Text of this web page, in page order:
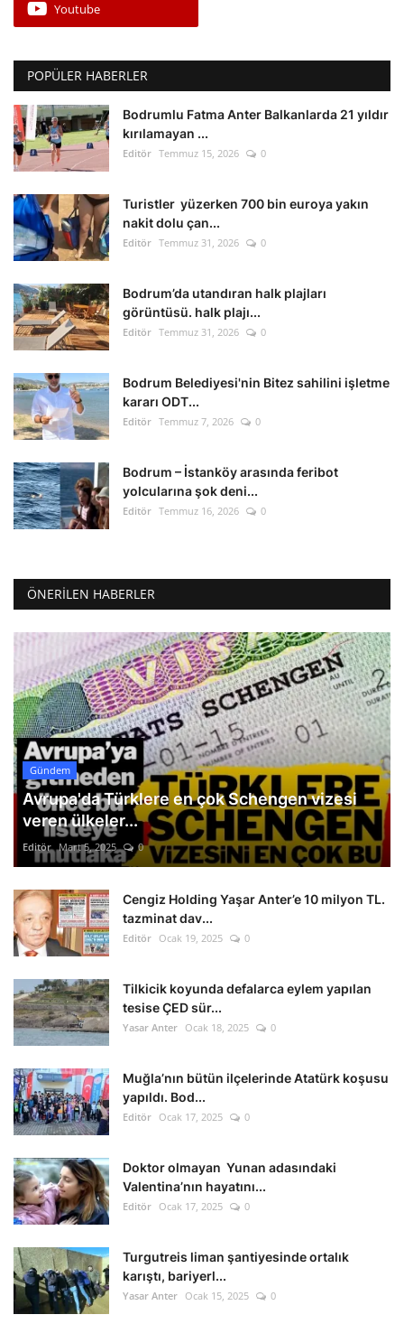
Youtube
POPÜLER HABERLER
Bodrumlu Fatma Anter Balkanlarda 21 yıldır
kırılamayan ...
Editör Temmuz 15, 2026 0
Turistler yüzerken 700 bin euroya yakın
nakit dolu çan...
Editör Temmuz 31, 2026 0
Bodrum’da utandıran halk plajları
görüntüsü. halk plajı...
Editör Temmuz 31, 2026 0
Bodrum Belediyesi'nin Bitez sahilini işletme
kararı ODT...
Editör Temmuz 7, 2026 0
Bodrum – İstanköy arasında feribot
yolcularına şok deni...
Editör Temmuz 16, 2026 0
ÖNERILEN HABERLER
Gündem
Avrupa'da Türklere en çok Schengen vizesi
veren ülkeler...
Editör Mart 5, 2025 0
Cengiz Holding Yaşar Anter’e 10 milyon TL.
tazminat dav...
Editör Ocak 19, 2025 0
Tilkicik koyunda defalarca eylem yapılan
tesise ÇED sür...
Yasar Anter Ocak 18, 2025 0
Muğla’nın bütün ilçelerinde Atatürk koşusu
yapıldı. Bod...
Editör Ocak 17, 2025 0
Doktor olmayan Yunan adasındaki
Valentina’nın hayatını...
Editör Ocak 17, 2025 0
Turgutreis liman şantiyesinde ortalık
karıştı, bariyerl...
Yasar Anter Ocak 15, 2025 0